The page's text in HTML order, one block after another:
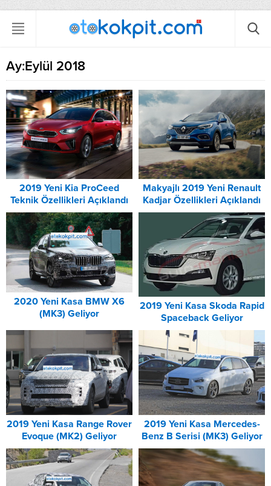
Ay:Eylül 2018
2019 Yeni Kia ProCeed
Teknik Özellikleri Açıklandı
Makyajlı 2019 Yeni Renault
Kadjar Özellikleri Açıklandı
2020 Yeni Kasa BMW X6
(MK3) Geliyor
2019 Yeni Kasa Skoda Rapid
Spaceback Geliyor
2019 Yeni Kasa Range Rover
Evoque (MK2) Geliyor
2019 Yeni Kasa Mercedes-
Benz B Serisi (MK3) Geliyor